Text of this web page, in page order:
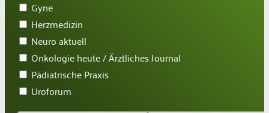
Gyne
Herzmedizin
Neuro aktuell
Onkologie heute / Ärztliches Journal
Pädiatrische Praxis
Uroforum